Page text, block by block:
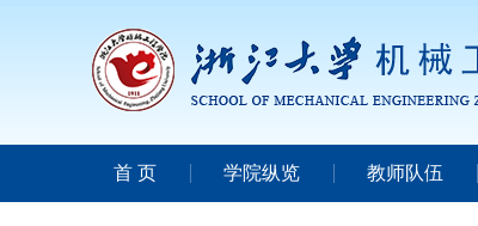
首 页 学院纵览 教师队伍